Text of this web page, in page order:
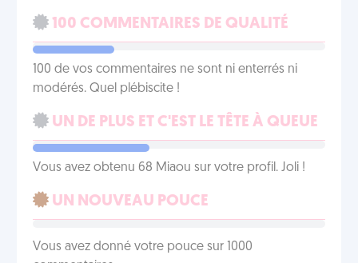
100 COMMENTAIRES DE QUALITÉ
100 de vos commentaires ne sont ni enterrés ni
modérés. Quel plébiscite !
UN DE PLUS ET C'EST LE TÊTE À QUEUE
Vous avez obtenu 68 Miaou sur votre profil. Joli !
UN NOUVEAU POUCE
Vous avez donné votre pouce sur 1000